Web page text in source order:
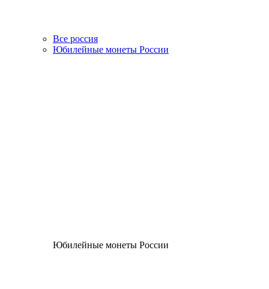
Все россия
Юбилейные монеты России
Юбилейные монеты России